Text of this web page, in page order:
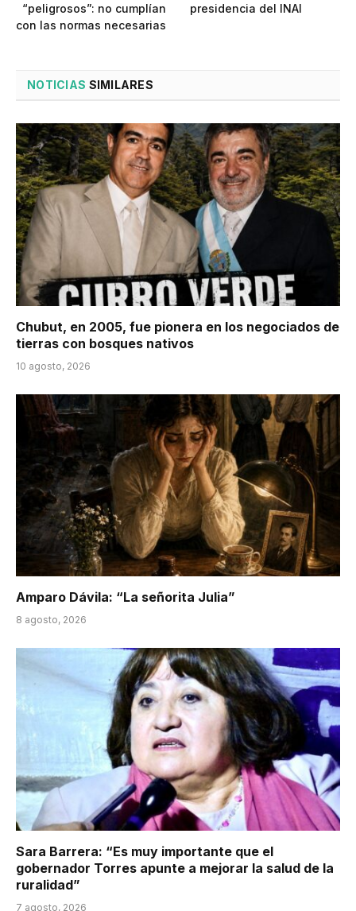
“peligrosos”: no cumplían
con las normas necesarias
presidencia del INAI
NOTICIAS SIMILARES
Chubut, en 2005, fue pionera en los negociados de
tierras con bosques nativos
10 agosto, 2026
Amparo Dávila: “La señorita Julia”
8 agosto, 2026
Sara Barrera: “Es muy importante que el
gobernador Torres apunte a mejorar la salud de la
ruralidad”
7 agosto, 2026